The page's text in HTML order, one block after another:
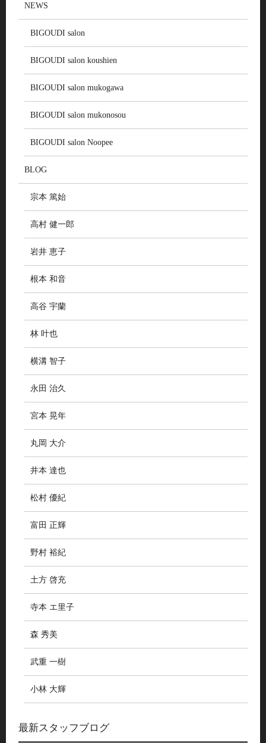
NEWS
BIGOUDI salon
BIGOUDI salon koushien
BIGOUDI salon mukogawa
BIGOUDI salon mukonosou
BIGOUDI salon Noopee
BLOG
宗本 篤始
高村 健一郎
岩井 恵子
根本 和音
高谷 宇蘭
林 叶也
横溝 智子
永田 治久
宮本 晃年
丸岡 大介
井本 達也
松村 優紀
富田 正輝
野村 裕紀
土方 啓充
寺本 エ里子
森 秀美
武重 一樹
小林 大輝
最新スタッフブログ